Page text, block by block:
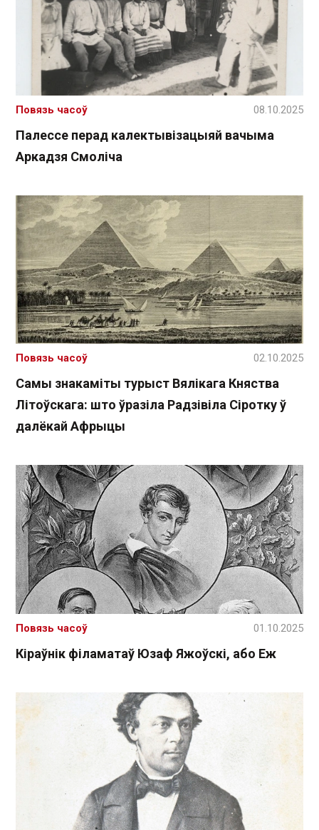
Палессе перад калектывізацыяй вачыма
Аркадзя Смоліча
Повязь часоў 08.10.2025
Самы знакаміты турыст Вялікага Княства
Літоўскага: што ўразіла Радзівіла Сіротку ў
далёкай Афрыцы
Повязь часоў 02.10.2025
Кіраўнік філаматаў Юзаф Яжоўскі, або Еж
Повязь часоў 01.10.2025